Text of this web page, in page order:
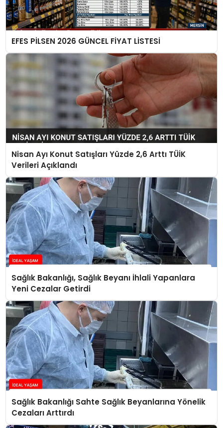
EFES PİLSEN 2026 GÜNCEL FİYAT LİSTESİ
Nisan Ayı Konut Satışları Yüzde 2,6 Arttı TÜİK
Verileri Açıklandı
Sağlık Bakanlığı, Sağlık Beyanı İhlali Yapanlara
Yeni Cezalar Getirdi
Sağlık Bakanlığı Sahte Sağlık Beyanlarına Yönelik
Cezaları Arttırdı